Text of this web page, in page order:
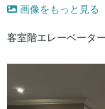
画像をもっと見る
客室階エレーベーター